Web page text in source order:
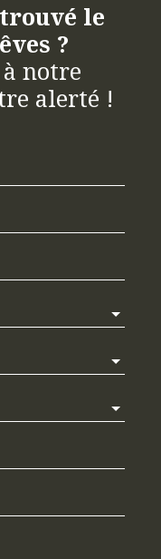
le
?
notre
alerté !